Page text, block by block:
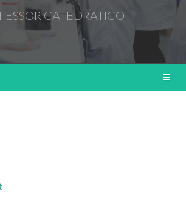
CATEDRÁTICO